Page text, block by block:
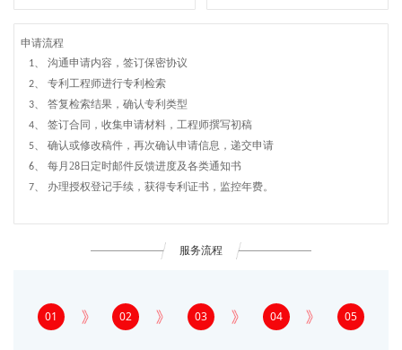
申请流程
1、沟通申请内容，签订保密协议
2、专利工程师进行专利检索
3、答复检索结果，确认专利类型
4、签订合同，收集申请材料，工程师撰写初稿
5、确认或修改稿件，再次确认申请信息，递交申请
6、每月28日定时邮件反馈进度及各类通知书
7、 办理授权登记手续，获得专利证书，监控年费。
服务流程
01 02 03 04 05